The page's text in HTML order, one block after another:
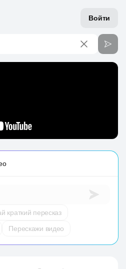
Войти
краткий пересказ
Перескажи видео